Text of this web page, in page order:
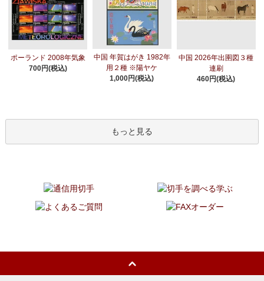
ポーランド 2008年気象
700円(税込)
中国 年賀はがき 1982年
用２種 ※陽ヤケ
1,000円(税込)
中国 2026年出圉図３種
連刷
460円(税込)
もっと見る